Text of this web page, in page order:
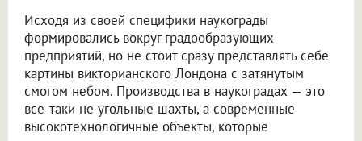
Исходя из своей специфики наукограды
формировались вокруг градообразующих
предприятий, но не стоит сразу представлять себе
картины викторианского Лондона с затянутым
смогом небом. Производства в наукоградах — это
все-таки не угольные шахты, а современные
высокотехнологичные объекты, которые